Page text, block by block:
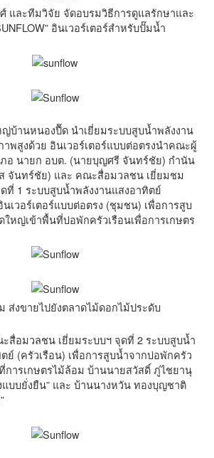
และทีมวิจัย จัดอบรมวิธีการดูแลรักษาและ
อินเวอร์เตอร์สำหรับปั๊มน้ำ
บ้านหนองปื๊ด นำเยี่ยมระบบสูบน้ำพลังงาน
พสูงด้วย อินเวอร์เตอร์แบบต่อตรงนำคณะผู้
อ นายก อบต. (นายบุญศรี จันทร์ชัย) กำนัน
จันทร์ชัย) และ คณะสื่อมวลชน เยี่ยมชม
ที่ 1 ระบบสูบน้ำพลังงานแสงอาทิตย์
เวอร์เตอร์แบบต่อตรง (ชุมชน) เพื่อการสูบ
หญ่เข้าพื้นที่บ่อพักครัวเรือนเพื่อการเกษตร
ส่งขายไปยังตลาดไม้ดอกไม้ประดับ
สื่อมวลชน เยี่ยมระบบฯ จุดที่ 2 ระบบสูบน้ำ
ย์ (ครัวเรือน) เพื่อการสูบน้ำจากบ่อพักครัว
การเกษตรไม้ล้อม บ้านนายสวัสดิ์ ภู่ไชยานุ
แบบยั่งยืน” และ บ้านนางหวัน ทองบุญชาติ